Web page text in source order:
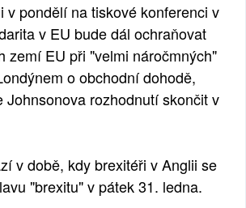
v pondělí na tiskové konferenci v
v EU bude dál ochraňovat
zemí EU při "velmi náročmných"
o obchodní dohodě,
Johnsonova rozhodnutí skončit v
v době, kdy brexitéři v Anglii se
"brexitu" v pátek 31. ledna.